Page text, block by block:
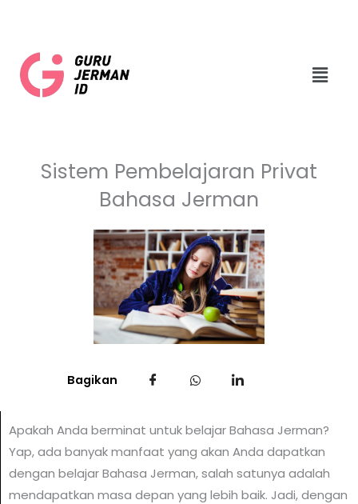
content
Menu
Sistem Pembelajaran Privat
Bahasa Jerman
Bagikan
Apakah Anda berminat untuk belajar Bahasa Jerman?
Yap, ada banyak manfaat yang akan Anda dapatkan
dengan belajar Bahasa Jerman, salah satunya adalah
mendapatkan masa depan yang lebih baik. Jadi, dengan